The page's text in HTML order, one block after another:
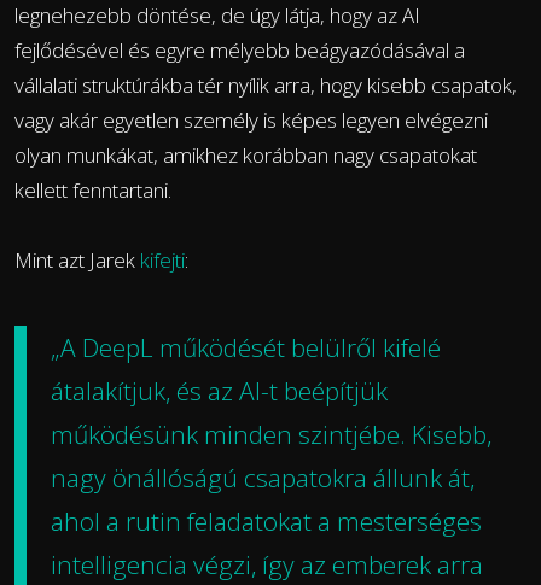
legnehezebb döntése, de úgy látja, hogy az AI
fejlődésével és egyre mélyebb beágyazódásával a
vállalati struktúrákba tér nyílik arra, hogy kisebb csapatok,
vagy akár egyetlen személy is képes legyen elvégezni
olyan munkákat, amikhez korábban nagy csapatokat
kellett fenntartani.
Mint azt Jarek kifejti:
„A DeepL működését belülről kifelé
átalakítjuk, és az AI-t beépítjük
működésünk minden szintjébe. Kisebb,
nagy önállóságú csapatokra állunk át,
ahol a rutin feladatokat a mesterséges
intelligencia végzi, így az emberek arra